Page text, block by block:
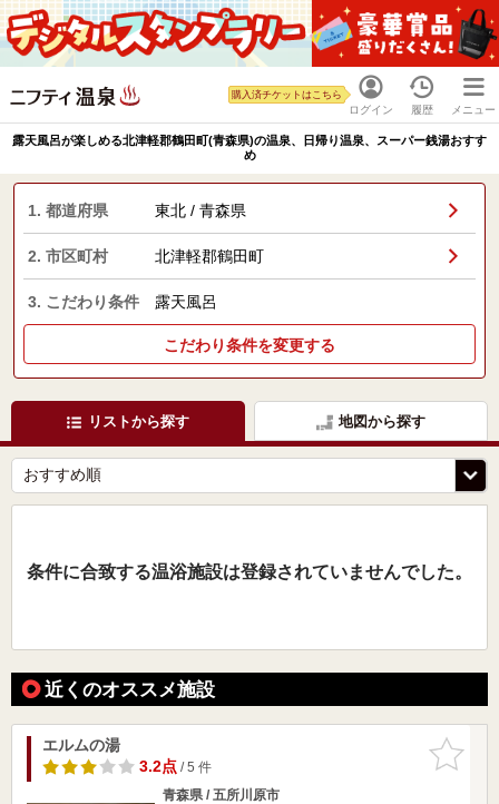
ログイン
購入済チケットはこちら
履歴 メニュー
露天風呂が楽しめる北津軽郡鶴田町(青森県)の温泉、日帰り温泉、スーパー銭湯おすす
め
1. 都道府県 東北 / 青森県
2. 市区町村 北津軽郡鶴田町
3. こだわり条件 露天風呂
こだわり条件を変更する
リストから探す 地図から探す
条件に合致する温浴施設は登録されていませんでした。
近くのオススメ施設
お気に入
りに追加
エルムの湯
3.2点/ 5 件
青森県 / 五所川原市